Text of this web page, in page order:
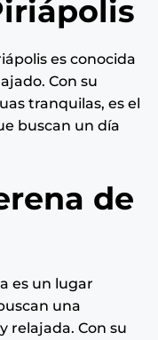
es conocida
Con su
tranquilas, es el
buscan un día
de
es un lugar
una
relajada. Con su